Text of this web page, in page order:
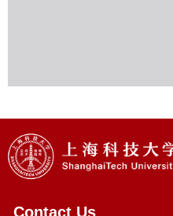
Contact Us